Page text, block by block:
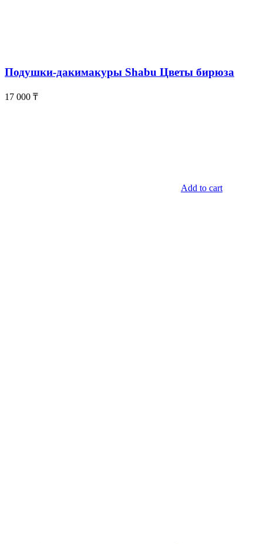
Подушки-дакимакуры Shabu Цветы бирюза
17 000 ₸
Add to cart